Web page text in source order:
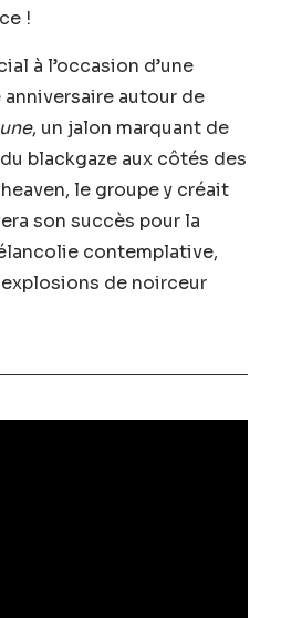
!
à l’occasion d’une
autour de
, un jalon marquant de
blackgaze aux côtés des
le groupe y créait
son succès pour la
contemplative,
de noirceur